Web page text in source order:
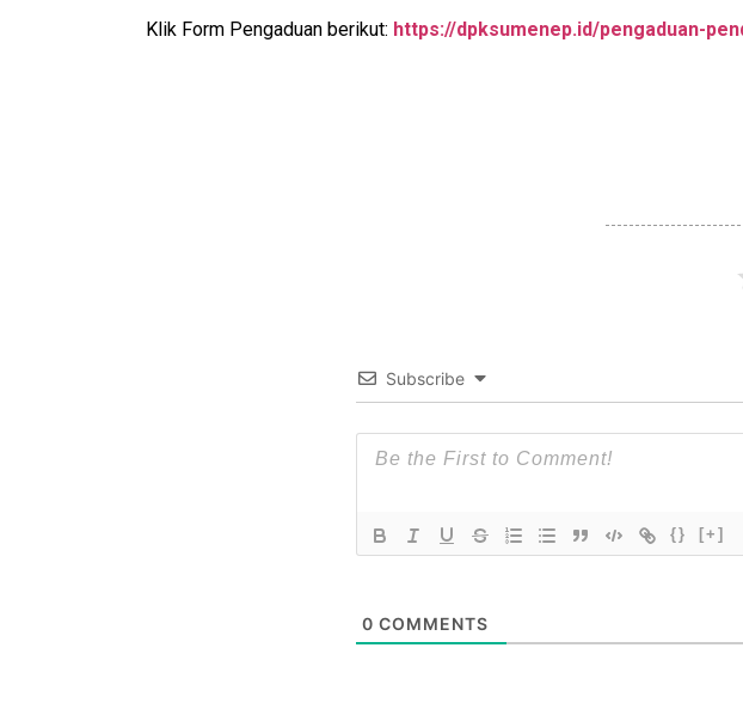
Klik Form Pengaduan berikut: https://dpksumenep.id/pengaduan-
Subscribe
{} [+]
0 COMMENTS